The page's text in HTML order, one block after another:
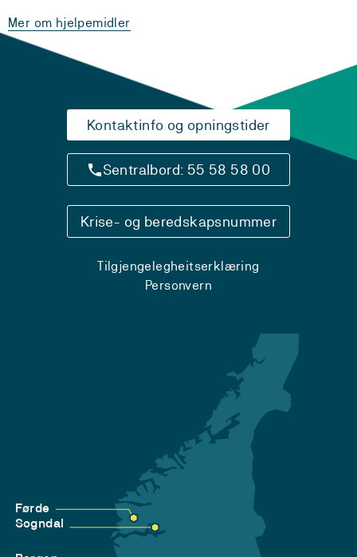
Mer om hjelpemidler
Kontaktinfo og opningstider
Sentralbord: 55 58 58 00
Krise- og beredskapsnummer
Tilgjengelegheitserklæring
Personvern
Førde
Sogndal